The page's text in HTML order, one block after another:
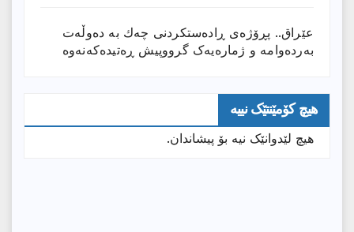
عێراق.. پڕۆژەی ڕادەستكردنی چەك بە دەوڵەت
بەردەوامە و ژمارەیەک گرووپیش ڕەتیدەکەنەوە
هیچ کۆمێنتێک نییە
هیچ لێدوانێک نیە بۆ پیشاندان.